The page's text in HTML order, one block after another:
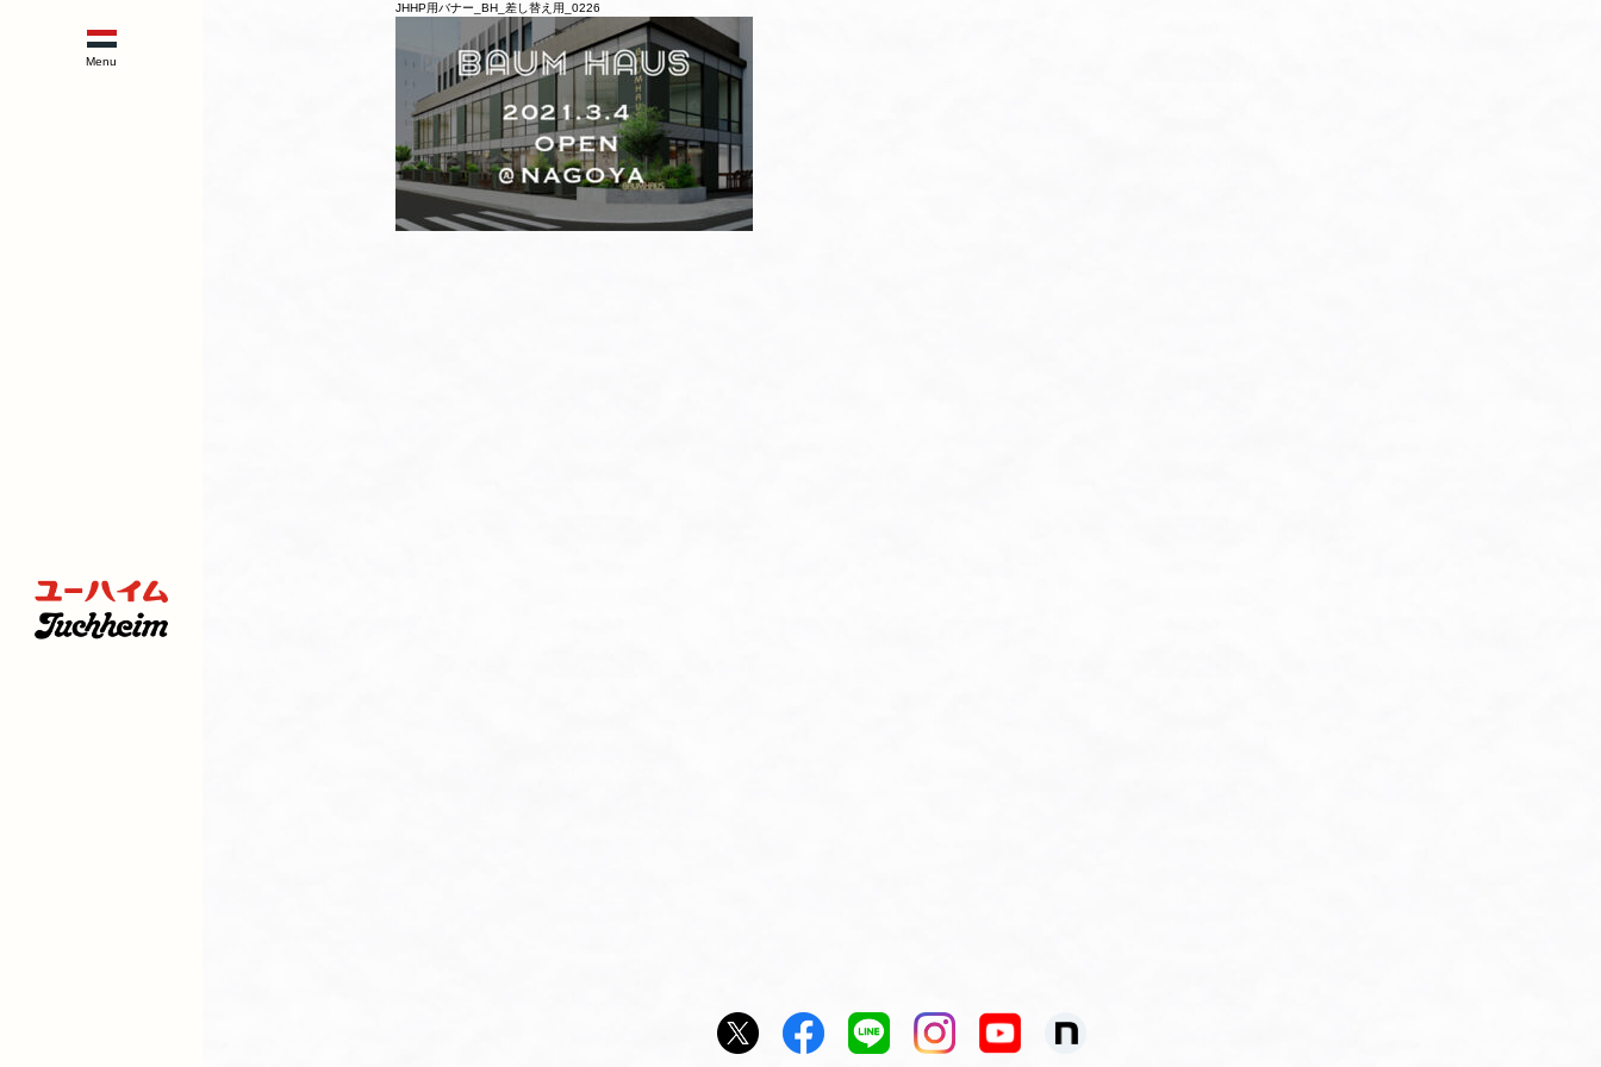
JHHP用バナー_BH_差し替え用_0226